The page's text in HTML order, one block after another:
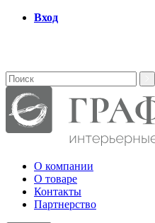
Вход
О компании
О товаре
Контакты
Партнерcтво